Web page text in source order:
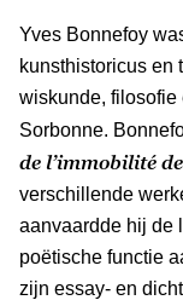
Yves Bonnefoy
kunsthistoricus en
wiskunde,
Sorbonne.
de l’immobilité
verschillende
aanvaardde hij de
poëtische functie
zijn essay- en